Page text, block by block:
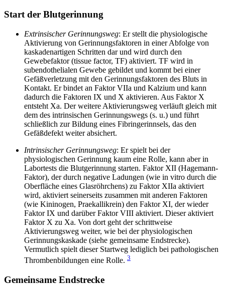
Start der Blutgerinnung
Extrinsischer Gerinnungsweg: Er stellt die physiologische
Aktivierung von Gerinnungsfaktoren in einer Abfolge von
kaskadenartigen Schritten dar und wird durch den
Gewebefaktor (tissue factor, TF) aktiviert. TF wird in
subendothelialen Gewebe gebildet und kommt bei einer
Gefäßverletzung mit den Gerinnungsfaktoren des Bluts in
Kontakt. Er bindet an Faktor VIIa und Kalzium und kann
dadurch die Faktoren IX und X aktivieren. Aus Faktor X
entsteht Xa. Der weitere Aktivierungsweg verläuft gleich mit
dem des intrinsischen Gerinnungswegs (s. u.) und führt
schließlich zur Bildung eines Fibringerinnsels, das den
Gefäßdefekt weiter absichert.
Intrinsischer Gerinnungsweg: Er spielt bei der
physiologischen Gerinnung kaum eine Rolle, kann aber in
Labortests die Blutgerinnung starten. Faktor XII (Hagemann-
Faktor), der durch negative Ladungen (wie in vitro durch die
Oberfläche eines Glasröhrchens) zu Faktor XIIa aktiviert
wird, aktiviert seinerseits zusammen mit anderen Faktoren
(wie Kininogen, Praekallikrein) den Faktor XI, der wieder
Faktor IX und darüber Faktor VIII aktiviert. Dieser aktiviert
Faktor X zu Xa. Von dort geht der schrittweise
Aktivierungsweg weiter, wie bei der physiologischen
Gerinnungskaskade (siehe gemeinsame Endstrecke).
Vermutlich spielt dieser Startweg lediglich bei pathologischen
Thrombenbildungen eine Rolle. 3
Gemeinsame Endstrecke